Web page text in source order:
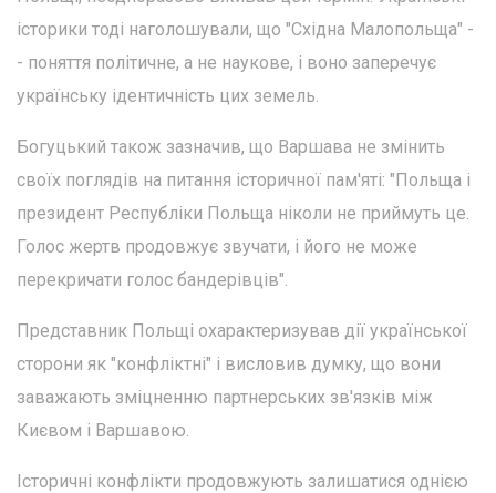
історики тоді наголошували, що "Східна Малопольща" -
- поняття політичне, а не наукове, і воно заперечує
українську ідентичність цих земель.
Богуцький також зазначив, що Варшава не змінить
своїх поглядів на питання історичної пам'яті: "Польща і
президент Республіки Польща ніколи не приймуть це.
Голос жертв продовжує звучати, і його не може
перекричати голос бандерівців".
Представник Польщі охарактеризував дії української
сторони як "конфліктні" і висловив думку, що вони
заважають зміцненню партнерських зв'язків між
Києвом і Варшавою.
Історичні конфлікти продовжують залишатися однією